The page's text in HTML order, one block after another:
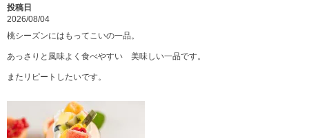
投稿日
2026/08/04
桃シーズンにはもってこいの一品。
あっさりと風味よく食べやすい　美味しい一品です。
またリピートしたいです。